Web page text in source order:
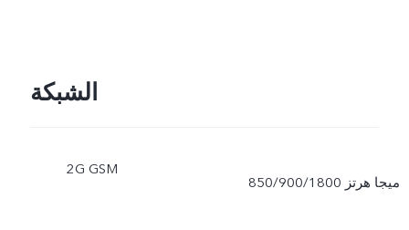
الشبكة
2G GSM
850/900/1800 ميجا هرتز